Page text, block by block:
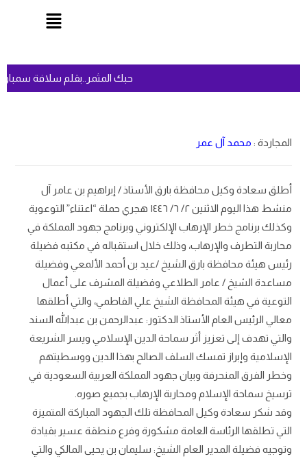
حبك المثمر..بقلم سلافة
المجاردة : محمد آل عمر
أطلق سعادة وكيل محافظة بارق الأستاذ / إبراهيم بن عامر آل
منشط هذا اليوم الاثنين ٢/ ٦/ ١٤٤٦ هجري حملة “اعتناء” التوعوية
وكذلك برنامج خطر الإرهاب الإلكتروني وبرنامج جهود المملكة في
محاربة التطرف والإرهاب، وذلك خلال استقباله في مكتبه فضيلة
رئيس هيئة محافظة بارق الشيخ /عيد بن أحمد الألمعي وفضيلة
مساعدة الشيخ / عامر الطلاعي وفضيلة المشرف على أعمال
التوعية في هيئة المحافظة الشيخ علي الفاطمي، والتي أطلقها
معالي الرئيس العام الأستاذ الدكتور: عبدالرحمن بن عبدالله السند
والتي تهدف إلى تعزيز أثر سماحة الدين الإسلامي ويسر الشريعة
الإسلامية وإبراز تمسك السلف الصالح بهذا الدين ووسطيتهم
وخطر الفرق المنحرفة وبيان جهود المملكة العربية السعودية في
ترسيخ سماحة الإسلام ومحاربة الإرهاب بجميع صوره.
وقد شكر سعادة وكيل المحافظة تلك الجهود المباركة المتميزة
التي تطلقها الرئاسة العامة مشكورة وفرع منطقة عسير بقيادة
وتوجيه فضيلة المدير العام الشيخ: سليمان بن يحيى المالكي والتي